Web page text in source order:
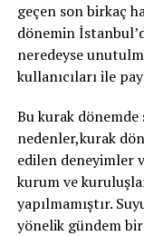
geçen son birkaç
dönemin
neredeyse
kullanıcıları ile
Bu kurak
nedenler,kurak
edilen deneyimler
kurum ve
yapılmamıştır.
yönelik gündem